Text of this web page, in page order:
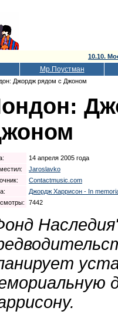
10.10.
Мр.Поустман
Джордж рядом с Джоном
14 апреля 2005 года
Jaroslavko
Contactmusic.com
Джордж Харрисон - In
7442